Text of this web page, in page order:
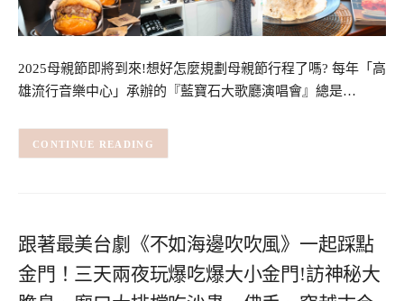
2025母親節即將到來!想好怎麼規劃母親節行程了嗎? 每年「高
雄流行音樂中心」承辦的『藍寶石大歌廳演唱會』總是…
CONTINUE READING
跟著最美台劇《不如海邊吹吹風》一起踩點
金門！三天兩夜玩爆吃爆大小金門!訪神秘大